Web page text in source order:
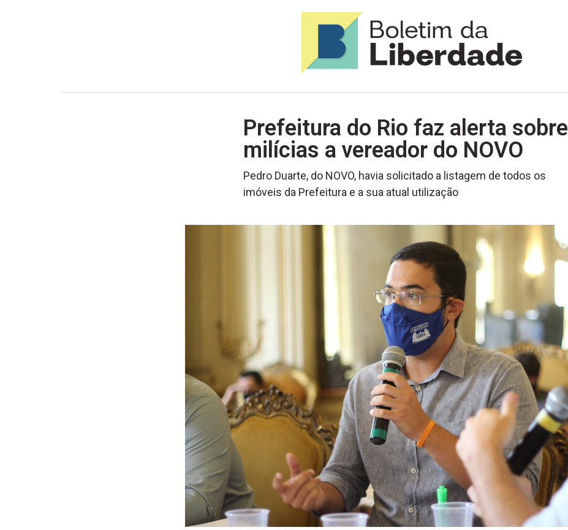
Prefeitura do Rio faz alerta sobre
milícias a vereador do NOVO
Pedro Duarte, do NOVO, havia solicitado a listagem de todos os
imóveis da Prefeitura e a sua atual utilização